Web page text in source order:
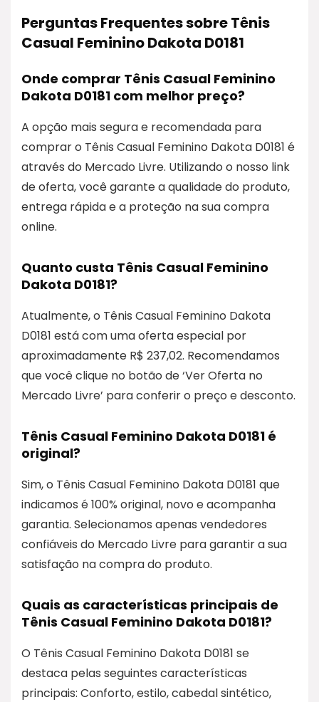
Perguntas Frequentes sobre Tênis
Casual Feminino Dakota D0181
Onde comprar Tênis Casual Feminino
Dakota D0181 com melhor preço?
A opção mais segura e recomendada para
comprar o Tênis Casual Feminino Dakota D0181 é
através do Mercado Livre. Utilizando o nosso link
de oferta, você garante a qualidade do produto,
entrega rápida e a proteção na sua compra
online.
Quanto custa Tênis Casual Feminino
Dakota D0181?
Atualmente, o Tênis Casual Feminino Dakota
D0181 está com uma oferta especial por
aproximadamente R$ 237,02. Recomendamos
que você clique no botão de ‘Ver Oferta no
Mercado Livre’ para conferir o preço e desconto.
Tênis Casual Feminino Dakota D0181 é
original?
Sim, o Tênis Casual Feminino Dakota D0181 que
indicamos é 100% original, novo e acompanha
garantia. Selecionamos apenas vendedores
confiáveis do Mercado Livre para garantir a sua
satisfação na compra do produto.
Quais as características principais de
Tênis Casual Feminino Dakota D0181?
O Tênis Casual Feminino Dakota D0181 se
destaca pelas seguintes características
principais: Conforto, estilo, cabedal sintético,